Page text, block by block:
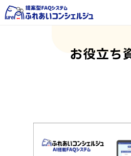
機能紹介
セミナー
よくあるご質
お役立ち